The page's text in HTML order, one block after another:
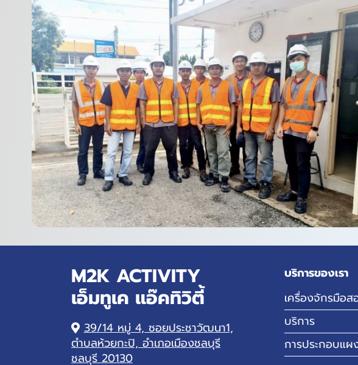
M2K ACTIVITY
เอ็มทูเค แอ๊คทิวิตี้
39/14 หมู่ 4, ซอยประชาวัฒนา1,
ตำบลห้วยกะปิ, อำเภอเมืองชลบุรี
ชลบุรี 20130
บริการของเรา
เครื่องจักรมือส
บริการ
การประกอบแผ